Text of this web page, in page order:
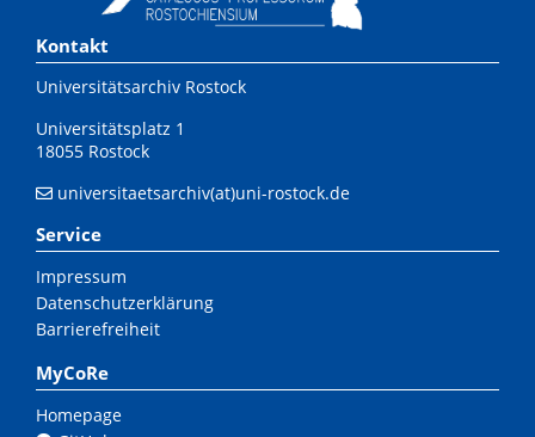
Kontakt
Universitätsarchiv Rostock
Universitätsplatz 1
18055 Rostock
universitaetsarchiv(at)uni-rostock.de
Service
Impressum
Datenschutzerklärung
Barrierefreiheit
MyCoRe
Homepage